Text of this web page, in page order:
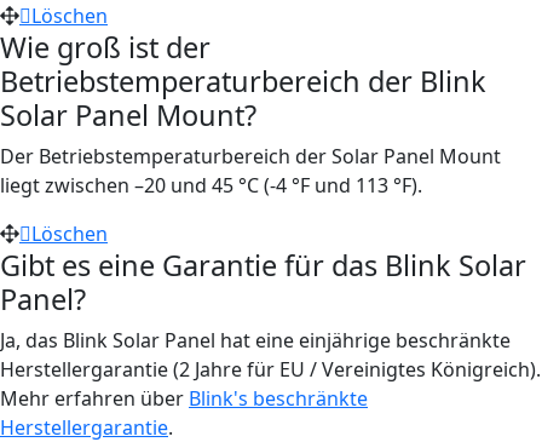
Löschen
Wie groß ist der
Betriebstemperaturbereich der Blink
Solar Panel Mount?
Der Betriebstemperaturbereich der Solar Panel Mount
liegt zwischen –20 und 45 °C (-4 °F und 113 °F).
Löschen
Gibt es eine Garantie für das Blink Solar
Panel?
Ja, das Blink Solar Panel hat eine einjährige beschränkte
Herstellergarantie (2 Jahre für EU / Vereinigtes Königreich).
Mehr erfahren über Blink's beschränkte
Herstellergarantie.